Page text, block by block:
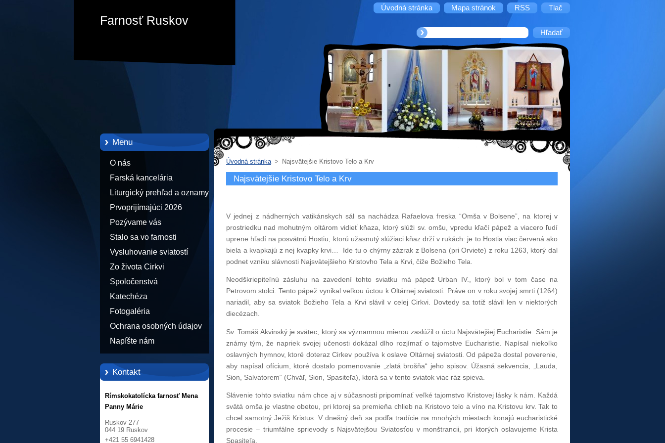
Úvodná stránka Mapa stránok RSS Tlač
Farnosť Ruskov
Menu
O nás
Farská kancelária
Liturgický prehľad a oznamy
Prvoprijímajúci 2026
Pozývame vás
Stalo sa vo farnosti
Vysluhovanie sviatostí
Zo života Cirkvi
Spoločenstvá
Katechéza
Fotogaléria
Ochrana osobných údajov
Napíšte nám
Kontakt
Rímskokatolícka farnosť Mena
Panny Márie
Ruskov 277
044 19 Ruskov
+421 55 6941428
Úvodná stránka > Najsvätejšie Kristovo Telo a Krv
Najsvätejšie Kristovo Telo a Krv
V jednej z nádherných vatikánskych sál sa nachádza Rafaelova freska “Omša v Bolsene”, na ktorej v
prostriedku nad mohutným oltárom vidieť kňaza, ktorý slúži sv. omšu, vpredu kľačí pápež a viacero ľudí
uprene hľadí na posvätnú Hostiu, ktorú užasnutý slúžiaci kňaz drží v rukách: je to Hostia viac červená ako
biela a kvapkajú z nej kvapky krvi… Ide tu o chýrny zázrak z Bolsena (pri Orviete) z roku 1263, ktorý dal
podnet vzniku slávnosti Najsvätejšieho Kristovho Tela a Krvi, čiže Božieho Tela.
Neodškriepiteľnú zásluhu na zavedení tohto sviatku má pápež Urban IV., ktorý bol v tom čase na
Petrovom stolci. Tento pápež vynikal veľkou úctou k Oltárnej sviatosti. Práve on v roku svojej smrti (1264)
nariadil, aby sa sviatok Božieho Tela a Krvi slávil v celej Cirkvi. Dovtedy sa totiž slávil len v niektorých
diecézach.
Sv. Tomáš Akvinský je svätec, ktorý sa významnou mierou zaslúžil o úctu Najsvätejšej Eucharistie. Sám je
známy tým, že napriek svojej učenosti dokázal dlho rozjímať o tajomstve Eucharistie. Napísal niekoľko
oslavných hymnov, ktoré doteraz Cirkev používa k oslave Oltárnej sviatosti. Od pápeža dostal poverenie,
aby napísal ofícium, ktoré dostalo pomenovanie „zlatá brošňa“ jeho spisov. Úžasná sekvencia, „Lauda,
Sion, Salvatorem“ (Chváľ, Sion, Spasiteľa), ktorá sa v tento sviatok viac ráz spieva.
Slávenie tohto sviatku nám chce aj v súčasnosti pripomínať veľké tajomstvo Kristovej lásky k nám. Každá
svätá omša je vlastne obetou, pri ktorej sa premieňa chlieb na Kristovo telo a víno na Kristovu krv. Tak to
chcel samotný Ježiš Kristus. V dnešný deň sa podľa tradície na mnohých miestach konajú eucharistické
procesie – triumfálne sprievody s Najsvätejšou Sviatosťou v monštrancii, pri ktorých oslavujeme Krista
Spasiteľa.